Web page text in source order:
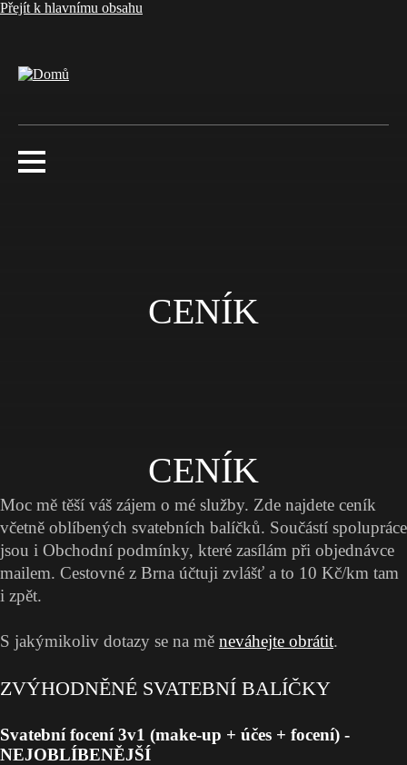
Přejít k hlavnímu obsahu
CENÍK
CENÍK
Moc mě těší váš zájem o mé služby. Zde najdete ceník
včetně oblíbených svatebních balíčků. Součástí spolupráce
jsou i Obchodní podmínky, které zasílám při objednávce
mailem. Cestovné z Brna účtuji zvlášť a to 10 Kč/km tam
i zpět.
S jakýmikoliv dotazy se na mě neváhejte obrátit.
ZVÝHODNĚNÉ SVATEBNÍ BALÍČKY
Svatební focení 3v1 (make-up + účes + focení) -
NEJOBLÍBENĚJŠÍ